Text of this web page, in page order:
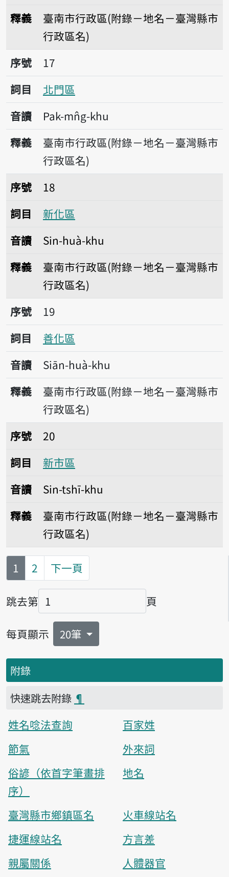
釋義
臺南市行政區(附錄－地名－臺灣縣市
行政區名)
序號17北門區
序號
17
詞目
北門區
音讀
Pak-mn̂g-khu
釋義
臺南市行政區(附錄－地名－臺灣縣市
行政區名)
序號18新化區
序號
18
詞目
新化區
音讀
Sin-huà-khu
釋義
臺南市行政區(附錄－地名－臺灣縣市
行政區名)
序號19善化區
序號
19
詞目
善化區
音讀
Siān-huà-khu
釋義
臺南市行政區(附錄－地名－臺灣縣市
行政區名)
序號20新市區
序號
20
詞目
新市區
音讀
Sin-tshī-khu
釋義
臺南市行政區(附錄－地名－臺灣縣市
行政區名)
第
1 2 下一頁
跳去第
頁碼
頁
每頁顯示 20筆
附錄
快速跳去附錄 ¶
姓名唸法查詢
百家姓
節氣
外來詞
俗諺（依首字筆畫排
序）
地名
臺灣縣市鄉鎮區名
火車線站名
捷運線站名
方言差
親屬關係
人體器官